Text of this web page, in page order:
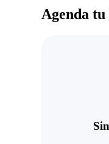
Agenda